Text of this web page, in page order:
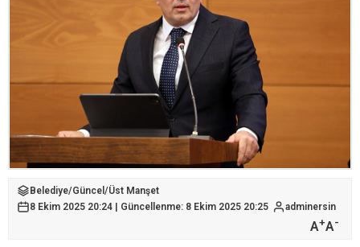
Belediye/Güncel /Üst Manşet
8 Ekim 2025 20:24 | Güncellenme: 8 Ekim 2025 20:25
adminersin
A+A-